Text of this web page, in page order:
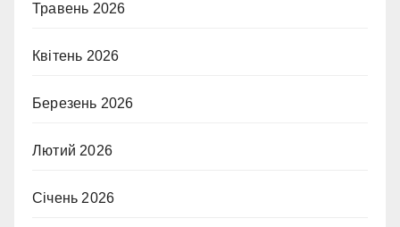
Травень 2026
Квітень 2026
Березень 2026
Лютий 2026
Січень 2026